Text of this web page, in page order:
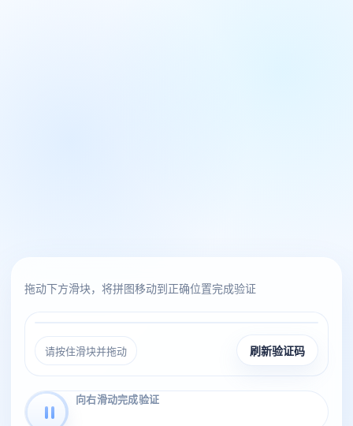
拖动下方滑块，将拼图移动到正确位置完成验证
请按住滑块并拖动 刷新验证码
向右滑动完成验证